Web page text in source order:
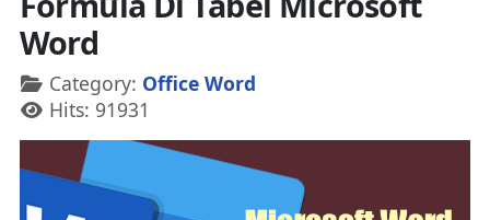
Word
Details
Category: Office Word
Hits: 91931